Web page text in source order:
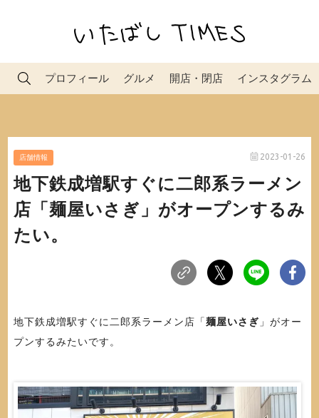
プロフィール グルメ 開店・閉店 インスタグラム
店舗情報 2023-01-26
地下鉄成増駅すぐに二郎系ラーメン
店「麺屋いさぎ」がオープンするみ
たい。
地下鉄成増駅すぐに二郎系ラーメン店「麺屋いさぎ 」がオー
プンするみたいです。